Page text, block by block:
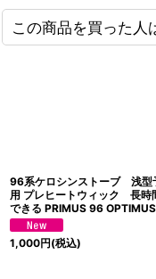
この商品を買った人
96系ケロシンストーブ 浅型
用 プレヒートウィック 長時
できる PRIMUS 96
1,000円(税込)